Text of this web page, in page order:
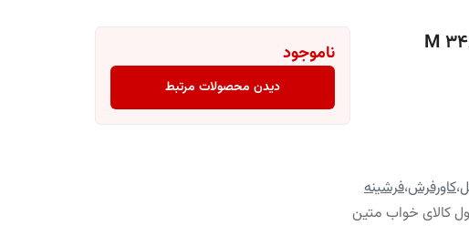
،کاورفرش،فرشینه
کالای خواب متین
ناموجود
دیدن محصولات مرتبط